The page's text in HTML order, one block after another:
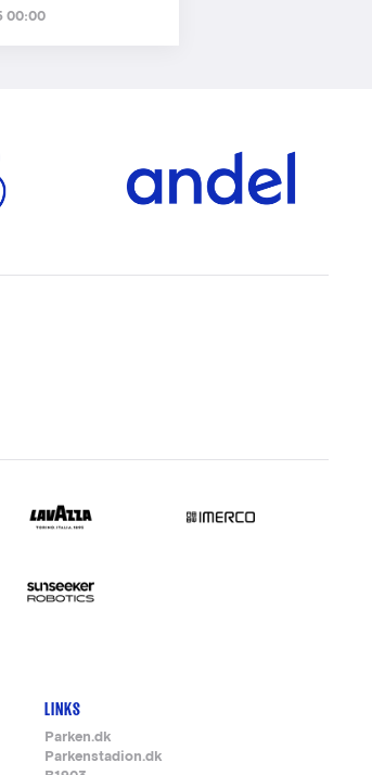
00:00
LINKS
Parken.dk
Parkenstadion.dk